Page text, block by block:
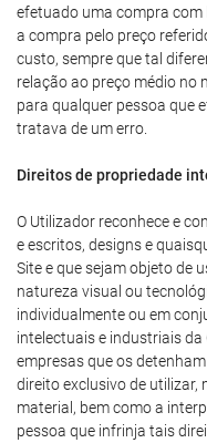
efetuado uma compra com
a compra pelo preço
custo, sempre que tal
relação ao preço médio no
para qualquer pessoa que
tratava de um erro.
Direitos de propriedade
O Utilizador reconhece e
e escritos, designs e
Site e que sejam objeto de
natureza visual ou
individualmente ou em
intelectuais e industriais da
empresas que os
direito exclusivo de utilizar,
material, bem como a
pessoa que infrinja tais